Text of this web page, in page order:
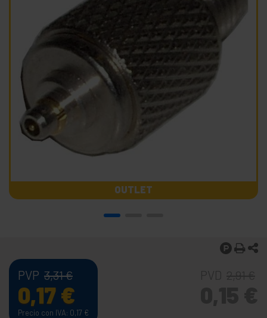
OUTLET
PVP 3,31€
0,17€
Precio con IVA: 0,17 €